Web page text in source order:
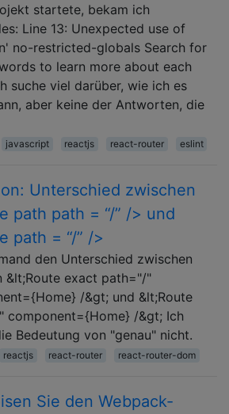
startete, bekam ich
Line 13: Unexpected use of
no-restricted-globals Search for
to learn more about each
suche viel darüber, wie ich es
aber keine der Antworten, die
javascript reactjs react-router eslint
Unterschied zwischen
path path = “/” /> und
path = “/” />
den Unterschied zwischen
&lt;Route exact path="/"
/&gt; und &lt;Route
component={Home} /&gt; Ich
Bedeutung von "genau" nicht.
reactjs react-router react-router-dom
Sie den Webpack-